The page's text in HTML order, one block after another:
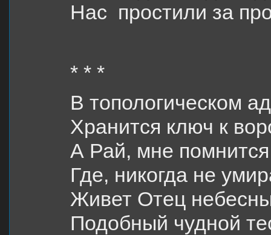
Нас простили за
* * *
В топологическом
Хранится ключ к
А Рай, мне
Где, никогда не
Живет Отец
Подобный чудной